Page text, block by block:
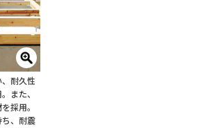
耐久性
また、
採用。
ち、耐震